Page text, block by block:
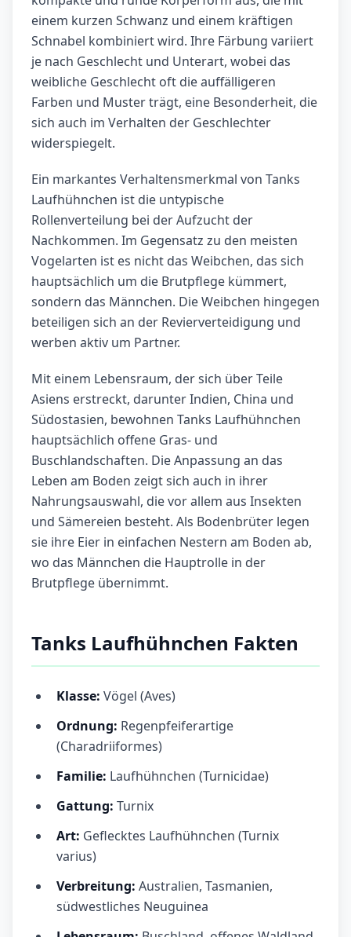
einem kurzen Schwanz und einem kräftigen
Schnabel kombiniert wird. Ihre Färbung variiert
je nach Geschlecht und Unterart, wobei das
weibliche Geschlecht oft die auffälligeren
Farben und Muster trägt, eine Besonderheit, die
sich auch im Verhalten der Geschlechter
widerspiegelt.
Ein markantes Verhaltensmerkmal von Tanks
Laufhühnchen ist die untypische
Rollenverteilung bei der Aufzucht der
Nachkommen. Im Gegensatz zu den meisten
Vogelarten ist es nicht das Weibchen, das sich
hauptsächlich um die Brutpflege kümmert,
sondern das Männchen. Die Weibchen hingegen
beteiligen sich an der Revierverteidigung und
werben aktiv um Partner.
Mit einem Lebensraum, der sich über Teile
Asiens erstreckt, darunter Indien, China und
Südostasien, bewohnen Tanks Laufhühnchen
hauptsächlich offene Gras- und
Buschlandschaften. Die Anpassung an das
Leben am Boden zeigt sich auch in ihrer
Nahrungsauswahl, die vor allem aus Insekten
und Sämereien besteht. Als Bodenbrüter legen
sie ihre Eier in einfachen Nestern am Boden ab,
wo das Männchen die Hauptrolle in der
Brutpflege übernimmt.
Tanks Laufhühnchen Fakten
Klasse: Vögel (Aves)
Ordnung: Regenpfeiferartige
(Charadriiformes)
Familie: Laufhühnchen (Turnicidae)
Gattung: Turnix
Art: Geflecktes Laufhühnchen (Turnix
varius)
Verbreitung: Australien, Tasmanien,
südwestliches Neuguinea